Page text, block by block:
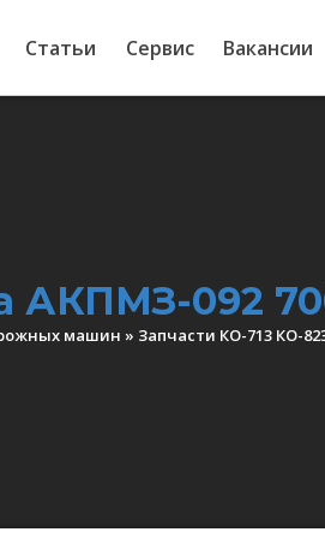
Статьи Сервис Вакансии
АКПМЗ-092
машин » Запчасти КО-713 КО-